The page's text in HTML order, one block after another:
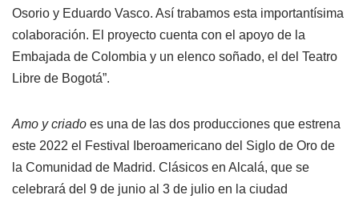
Osorio y Eduardo Vasco. Así trabamos esta importantísima
colaboración. El proyecto cuenta con el apoyo de la
Embajada de Colombia y un elenco soñado, el del Teatro
Libre de Bogotá”.
Amo y criado es una de las dos producciones que estrena
este 2022 el Festival Iberoamericano del Siglo de Oro de
la Comunidad de Madrid. Clásicos en Alcalá, que se
celebrará del 9 de junio al 3 de julio en la ciudad